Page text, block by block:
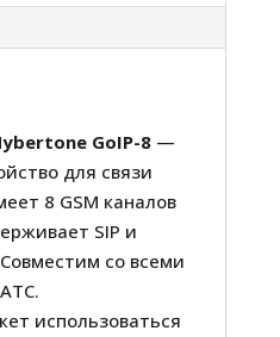
GoIP-8—
для связи
8 GSM каналов
SIP и
со всеми
использоваться